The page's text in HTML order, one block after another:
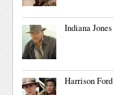
Indiana
Harrison